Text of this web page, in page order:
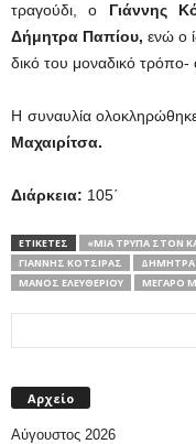
τραγούδι, ο Γιάννης
Δήμητρα Παπίου, ενώ ο
δικό του μοναδικό
Η συναυλία
Μαχαιρίτσα.
Διάρκεια: 105΄
ΕΤΙΚΕΤΕΣ «ΜΙΑ ΤΡΎΠΑ ΣΤΟΝ
ΓΙΆΝΝΗΣ ΚΌΤΣΙΡΑΣ
ΔΉΜΗΤΡΑ
ΜΆΝΟΣ ΕΛΕΥΘΕΡΊΟΥ
ΜΈΓΑΡΟ
Αρχείο
Αύγουστος 2026